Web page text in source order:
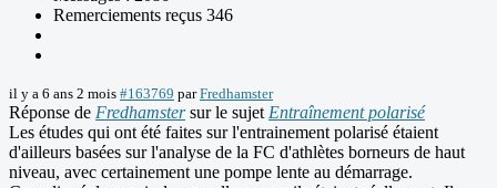
Remerciements reçus 346
il y a 6 ans 2 mois #163769 parFredhamster
Réponse de Fredhamstersur le sujet Entraînement polarisé
Les études qui ont été faites sur l'entrainement polarisé étaient
d'ailleurs basées sur l'analyse de la FC d'athlètes borneurs de haut
niveau, avec certainement une pompe lente au démarrage.